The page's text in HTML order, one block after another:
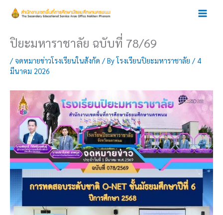
ปิยะมหาราชาลัย ฉบับที่ 78/69
/จดหมายข่าวโรงเรียนในสังกัด / Byโรงเรียนปิยะมหาราชาลัย / 4
มีนาคม 2026